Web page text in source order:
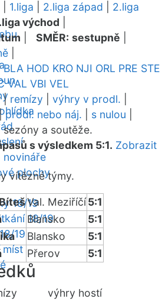
novináře
plochy
18/19
18/19
19
míst
1.liga 2.liga západ
2.liga
východ
SMĚR: sestupně
BLA HOD KRO NJI ORL PRE STE
VAL VBI VEL
| remízy výhry v prodl.
prodl. nebo náj. s nulou
a soutěže.
s výsledkem 5:1. Zobrazit
vítězné týmy.
Val. Meziříčí5:1
Blansko
5:1
Blansko
5:1
Přerov 5:1
výhry hostí